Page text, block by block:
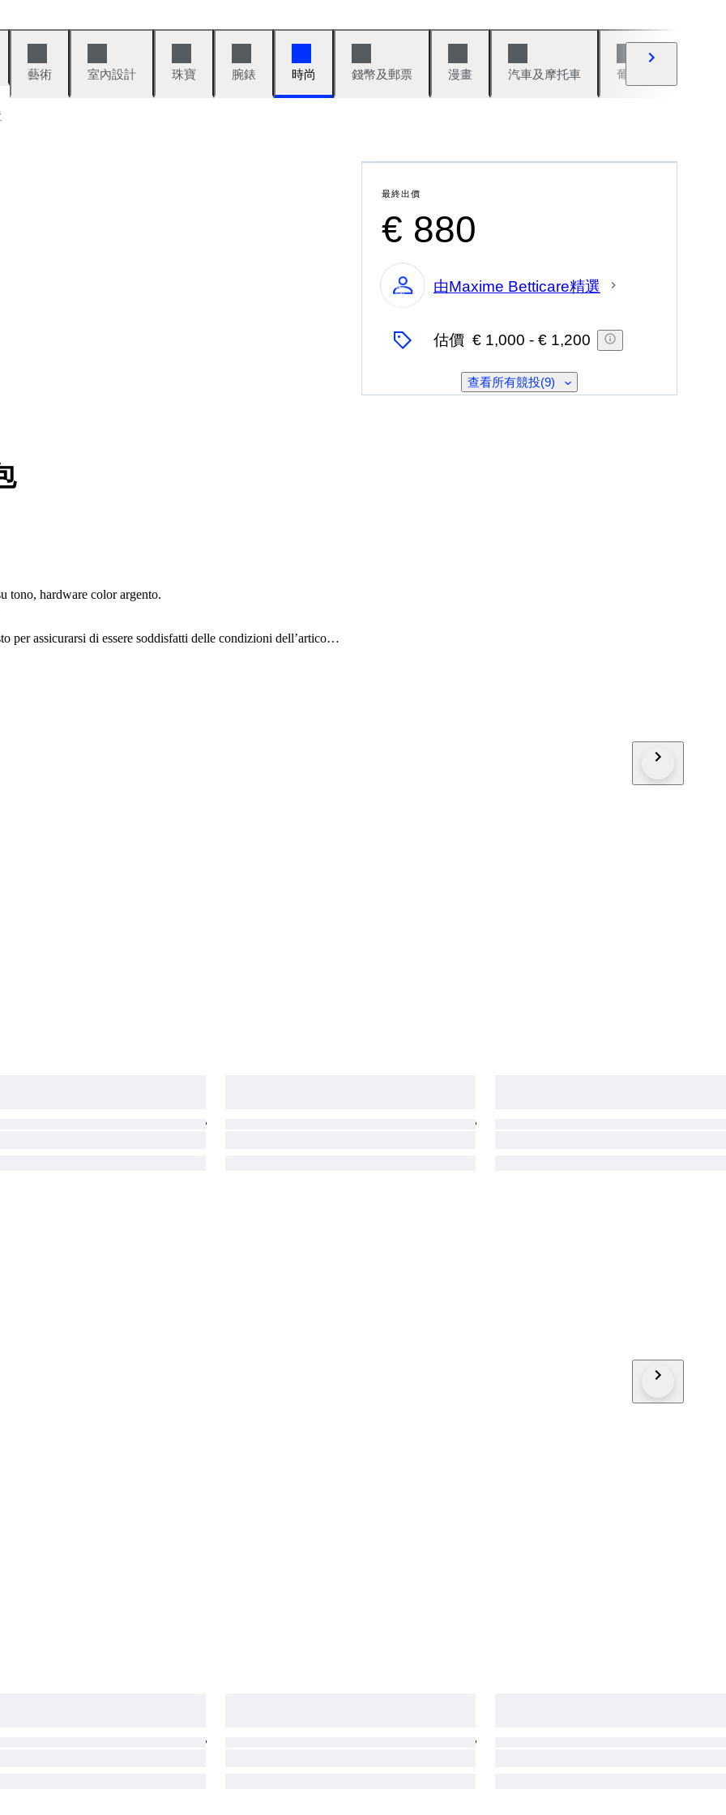
藝術
室內設計 珠寶 腕錶 時尚 錢幣及郵票 漫畫 汽車及摩托車 葡萄酒與烈酒
tono, hardware color argento.
assicurarsi di essere soddisfatti delle condizioni dell’articolo.
最終出價
€ 880
專
家
由Maxime Betticare精選
估價 € 1,000 - € 1,200
查看所有競投(9)